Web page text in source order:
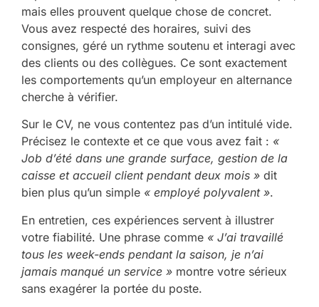
mais elles prouvent quelque chose de concret.
Vous avez respecté des horaires, suivi des
consignes, géré un rythme soutenu et interagi avec
des clients ou des collègues. Ce sont exactement
les comportements qu’un employeur en alternance
cherche à vérifier.
Sur le CV, ne vous contentez pas d’un intitulé vide.
Précisez le contexte et ce que vous avez fait : «
Job d’été dans une grande surface, gestion de la
caisse et accueil client pendant deux mois » dit
bien plus qu’un simple « employé polyvalent ».
En entretien, ces expériences servent à illustrer
votre fiabilité. Une phrase comme « J’ai travaillé
tous les week-ends pendant la saison, je n’ai
jamais manqué un service » montre votre sérieux
sans exagérer la portée du poste.